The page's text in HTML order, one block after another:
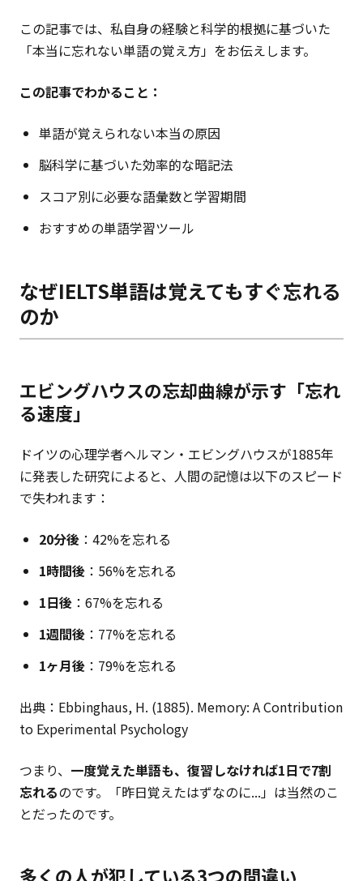
この記事では、私自身の経験と科学的根拠に基づいた
「本当に忘れない単語の覚え方」をお伝えします。
この記事でわかること：
単語が覚えられない本当の原因
脳科学に基づいた効率的な暗記法
スコア別に必要な語彙数と学習期間
おすすめの単語学習ツール
なぜIELTS単語は覚えてもすぐ忘れる
のか
エビングハウスの忘却曲線が示す「忘れ
る速度」
ドイツの心理学者ヘルマン・エビングハウスが1885年
に発表した研究によると、人間の記憶は以下のスピード
で失われます：
20分後 ：42%を忘れる
1時間後 ：56%を忘れる
1日後 ：67%を忘れる
1週間後 ：77%を忘れる
1ヶ月後 ：79%を忘れる
出典：Ebbinghaus, H. (1885). Memory: A Contribution
to Experimental Psychology
つまり、 一度覚えた単語も、復習しなければ1日で7割
忘れるのです。「昨日覚えたはずなのに...」は当然のこ
とだったのです。
多くの人が犯している3つの間違い